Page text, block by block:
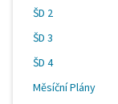
ŠD 2
ŠD 3
ŠD 4
Měsíční Plány